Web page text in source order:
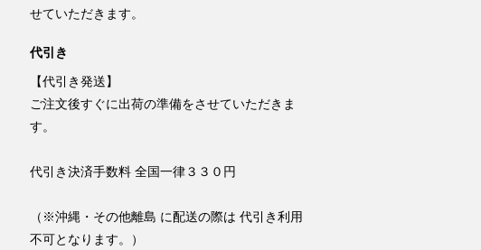
せていただきます。
代引き
【代引き発送】
ご注文後すぐに出荷の準備をさせていただきま
す。
代引き決済手数料 全国一律３３０円
（※沖縄・その他離島 に配送の際は 代引き利用
不可となります。）